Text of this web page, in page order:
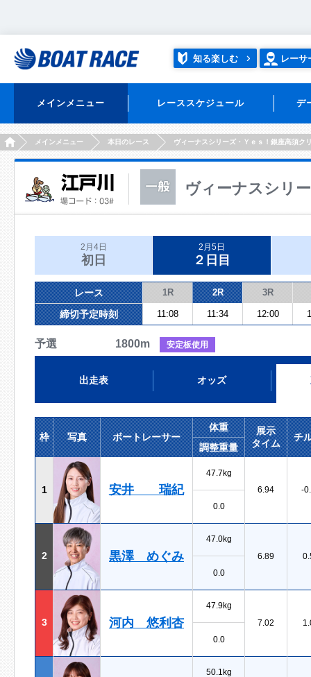
知る楽しむ レーサ
メインメニュー レーススケジュール デ
HOMEメインメニュー 本日のレース ヴィーナスシリーズ・Ｙｅｓ！銀座高須ク
ヴィーナスシリ
2月4日
初日
2月5日
２日目
レース 1R 2R 3R
締切予定時刻 11:08 11:34 12:00
予選 1800m 安定板使用
出走表 オッズ
枠 写真 ボートレーサー
体重
展示
タイム
チ
調整重量
1 安井 瑞紀
47.7kg
6.94
-
0.0
2 黒澤 めぐみ
47.0kg
6.89
0.0
3 河内 悠利杏
47.9kg
7.02
0.0
50.1kg